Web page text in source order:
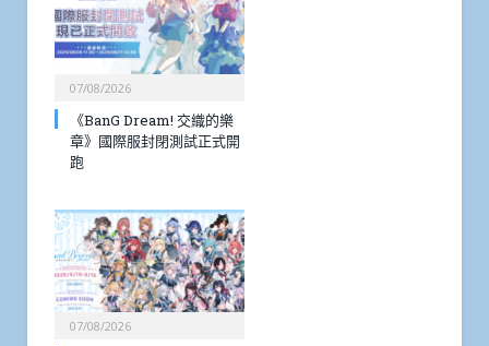
07/08/2026
《BanG Dream! 交織的樂
章》國際服封閉測試正式開
跑
07/08/2026